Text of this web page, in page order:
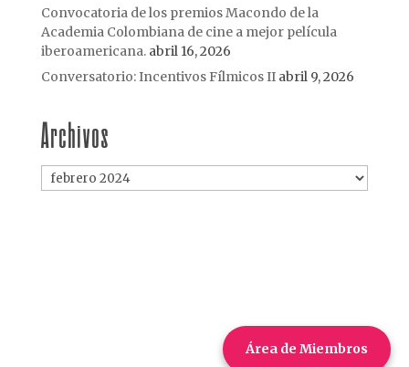
Convocatoria de los premios Macondo de la
Academia Colombiana de cine a mejor película
iberoamericana. abril 16, 2026
Conversatorio: Incentivos Fílmicos II abril 9, 2026
Archivos
Archivos
Área de Miembros